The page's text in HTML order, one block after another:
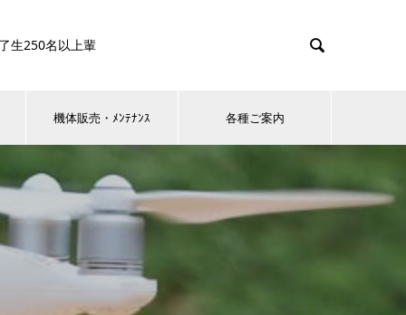
名以上輩 
機体販売・ﾒﾝﾃﾅﾝｽ 各種ご案内